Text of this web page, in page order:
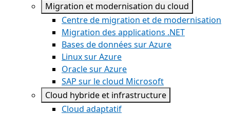
Migration et modernisation du cloud
Centre de migration et de modernisation
Migration des applications .NET
Bases de données sur Azure
Linux sur Azure
Oracle sur Azure
SAP sur le cloud Microsoft
Cloud hybride et infrastructure
Cloud adaptatif